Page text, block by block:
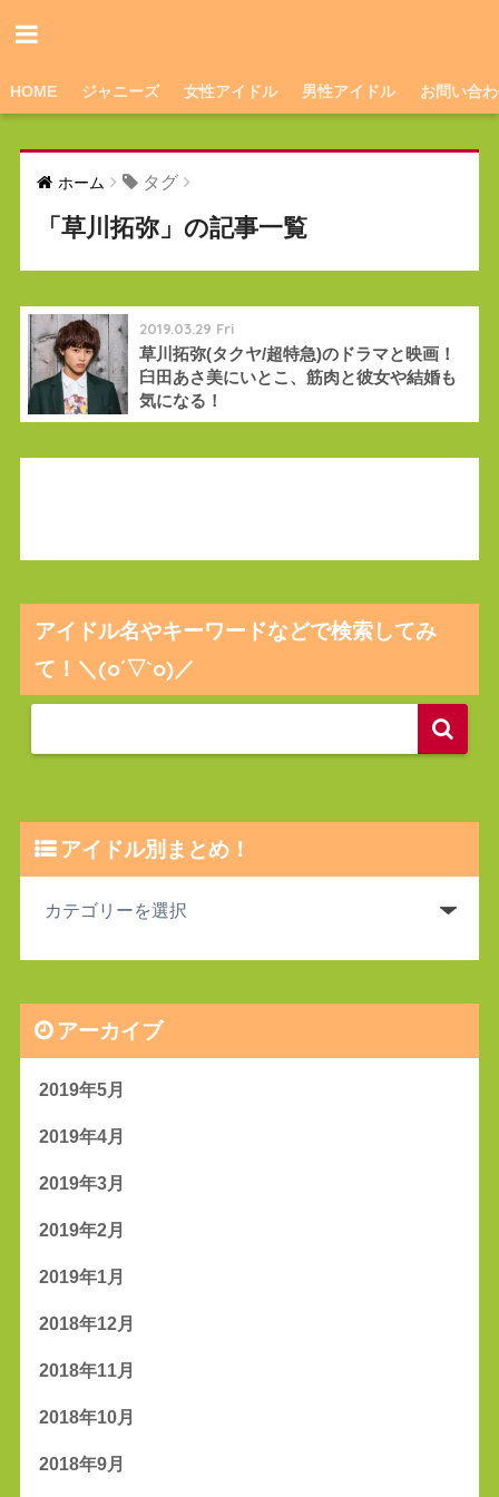
HOME ジャニーズ 女性アイドル 男性アイドル お問い合
ホーム タグ
「草川拓弥」の記事一覧
2019.03.29 Fri
草川拓弥(タクヤ/超特急)のドラマと映画！
臼田あさ美にいとこ、筋肉と彼女や結婚も
気になる！
アイドル名やキーワードなどで検索してみ
て！＼(o´▽`o)／
アイドル別まとめ！
アーカイブ
2019年5月
2019年4月
2019年3月
2019年2月
2019年1月
2018年12月
2018年11月
2018年10月
2018年9月